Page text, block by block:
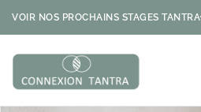
VOIR NOS PROCHAINS STAGES TANTRA